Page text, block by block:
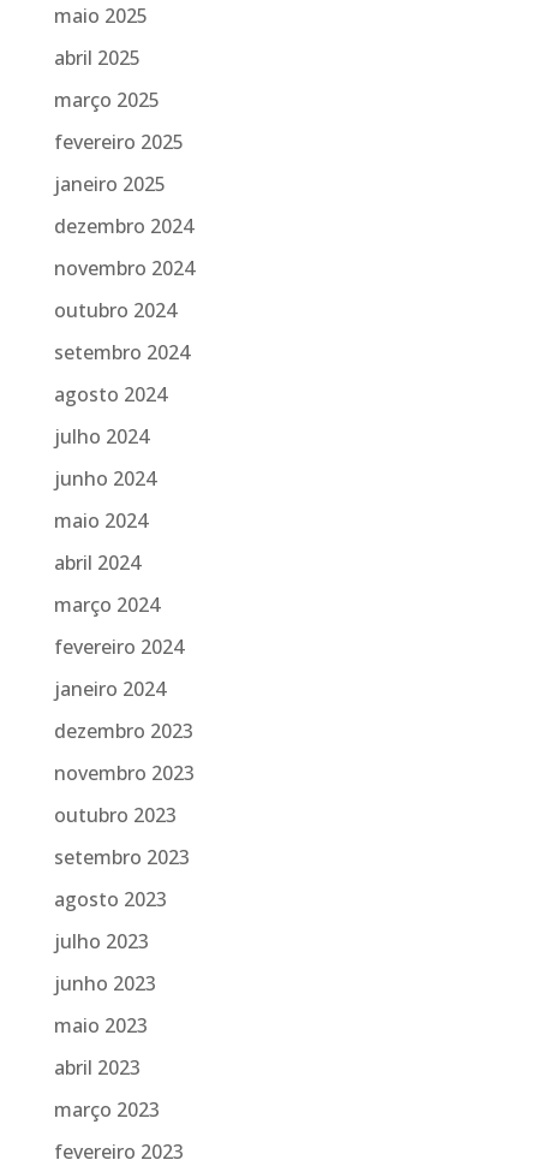
maio 2025
abril 2025
março 2025
fevereiro 2025
janeiro 2025
dezembro 2024
novembro 2024
outubro 2024
setembro 2024
agosto 2024
julho 2024
junho 2024
maio 2024
abril 2024
março 2024
fevereiro 2024
janeiro 2024
dezembro 2023
novembro 2023
outubro 2023
setembro 2023
agosto 2023
julho 2023
junho 2023
maio 2023
abril 2023
março 2023
fevereiro 2023